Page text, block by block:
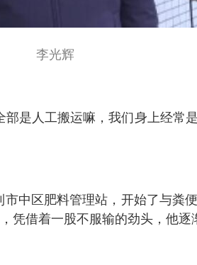
李光辉
是人工搬运嘛，我们身上经
中区肥料管理站，开始了与粪
借着一股不服输的劲头，他逐